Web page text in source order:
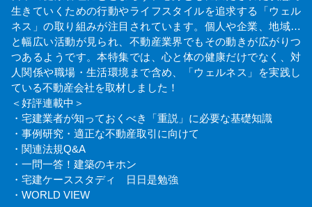
生きていくための行動やライフスタイルを追求する「ウェル
ネス」の取り組みが注目されています。個人や企業、地域…
と幅広い活動が見られ、不動産業界でもその動きが広がりつ
つあるようです。本特集では、心と体の健康だけでなく、対
人関係や職場・生活環境まで含め、「ウェルネス」を実践し
ている不動産会社を取材しました！
＜好評連載中＞
・宅建業者が知っておくべき「重説」に必要な基礎知識
・事例研究・適正な不動産取引に向けて
・関連法規Q&A
・一問一答！建築のキホン
・宅建ケーススタディ 日日是勉強
・WORLD VIEW